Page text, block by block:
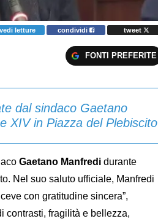
vedi letture condividi
tweet
FONTI PREFERITE
dal sindaco Gaetano
XIV in Piazza del Plebiscito
Gaetano Manfredi durante
Nel suo saluto ufficiale, Manfredi
con gratitudine sincera”,
contrasti, fragilità e bellezza,